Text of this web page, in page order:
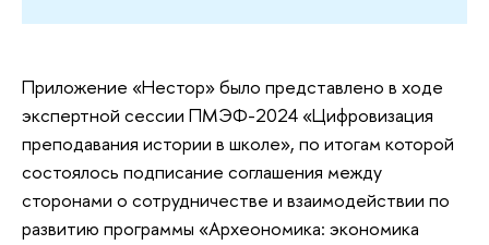
Приложение «Нестор» было представлено в ходе
экспертной сессии ПМЭФ-2024 «Цифровизация
преподавания истории в школе», по итогам которой
состоялось подписание соглашения между
сторонами о сотрудничестве и взаимодействии по
развитию программы «Археономика: экономика